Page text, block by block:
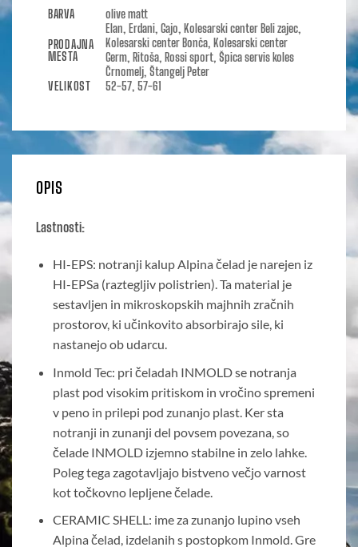
BARVA olive matt
PRODAJNA
MESTA
Elan, Erdani, Gajo, Kolesarski center Beli zajec,
Kolesarski center Bonča, Kolesarski center
Germ, Ritoša, Rossi sport, Špica servis koles
Črnomelj, Štangelj Peter
VELIKOST
52-57, 57-61
OPIS
Lastnosti:
HI-EPS: notranji kalup Alpina čelad je narejen iz
HI-EPSa (raztegljiv polistrien). Ta material je
sestavljen in mikroskopskih majhnih zračnih
prostorov, ki učinkovito absorbirajo sile, ki
nastanejo ob udarcu.
Inmold Tec: pri čeladah INMOLD se notranja
plast pod visokim pritiskom in vročino spremeni
v peno in prilepi pod zunanjo plast. Ker sta
notranji in zunanji del povsem povezana, so
čelade INMOLD izjemno stabilne in zelo lahke.
Poleg tega zagotavljajo bistveno večjo varnost
kot točkovno lepljene čelade.
CERAMIC SHELL: ime za zunanjo lupino vseh
Alpina čelad, izdelanih s postopkom Inmold. Gre